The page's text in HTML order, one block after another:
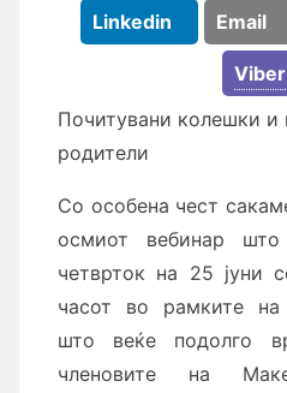
Linkedin Email
Viber
Почитувани колешки и
родители
Со особена чест
осмиот вебинар
четврток на 25 јуни
часот во рамките на
што веќе подолго
членовите на